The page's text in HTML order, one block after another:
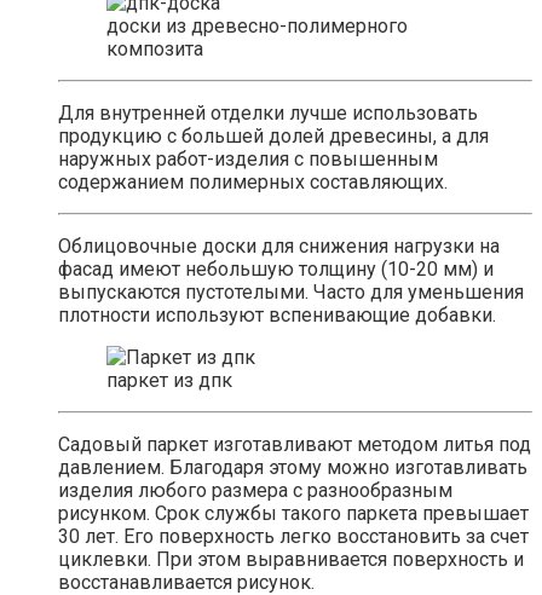
доски из древесно-полимерного
композита
Для внутренней отделки лучше использовать
продукцию с большей долей древесины, а для
наружных работ-изделия с повышенным
содержанием полимерных составляющих.
Облицовочные доски для снижения нагрузки на
фасад имеют небольшую толщину (10-20 мм) и
выпускаются пустотелыми. Часто для уменьшения
плотности используют вспенивающие добавки.
паркет из дпк
Садовый паркет изготавливают методом литья под
давлением. Благодаря этому можно изготавливать
изделия любого размера с разнообразным
рисунком. Срок службы такого паркета превышает
30 лет. Его поверхность легко восстановить за счет
циклевки. При этом выравнивается поверхность и
восстанавливается рисунок.